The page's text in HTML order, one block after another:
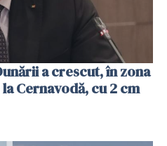
a crescut, în zona
Cernavodă, cu 2 cm